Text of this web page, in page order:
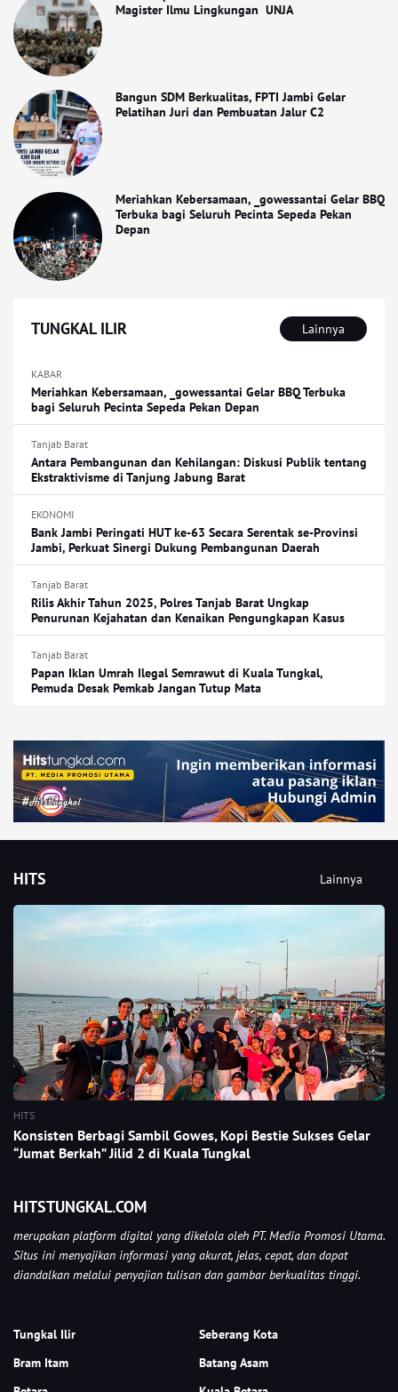
Magister Ilmu Lingkungan UNJA
Bangun SDM Berkualitas, FPTI Jambi Gelar
Pelatihan Juri dan Pembuatan Jalur C2
Meriahkan Kebersamaan, _gowessantai Gelar BBQ
Terbuka bagi Seluruh Pecinta Sepeda Pekan
Depan
TUNGKAL ILIR Lainnya
KABAR
Meriahkan Kebersamaan, _gowessantai Gelar BBQ Terbuka
bagi Seluruh Pecinta Sepeda Pekan Depan
Tanjab Barat
Antara Pembangunan dan Kehilangan: Diskusi Publik tentang
Ekstraktivisme di Tanjung Jabung Barat
EKONOMI
Bank Jambi Peringati HUT ke-63 Secara Serentak se-Provinsi
Jambi, Perkuat Sinergi Dukung Pembangunan Daerah
Tanjab Barat
Rilis Akhir Tahun 2025, Polres Tanjab Barat Ungkap
Penurunan Kejahatan dan Kenaikan Pengungkapan Kasus
Tanjab Barat
Papan Iklan Umrah Ilegal Semrawut di Kuala Tungkal,
Pemuda Desak Pemkab Jangan Tutup Mata
HITS Lainnya
HITS
Konsisten Berbagi Sambil Gowes, Kopi Bestie Sukses Gelar
“Jumat Berkah” Jilid 2 di Kuala Tungkal
HITSTUNGKAL.COM
merupakan platform digital yang dikelola oleh PT. Media Promosi Utama.
Situs ini menyajikan informasi yang akurat, jelas, cepat, dan dapat
diandalkan melalui penyajian tulisan dan gambar berkualitas tinggi.
Tungkal Ilir
Seberang Kota
Bram Itam
Batang Asam